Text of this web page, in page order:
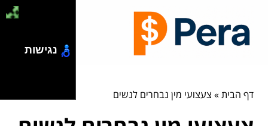
דף הבית» צעצועי מין נבחרים לנשים
נגישות